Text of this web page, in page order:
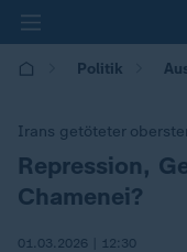
Politik
Irans getöteter
:Repression,
Chamenei?
01.03.2026 | 12:30